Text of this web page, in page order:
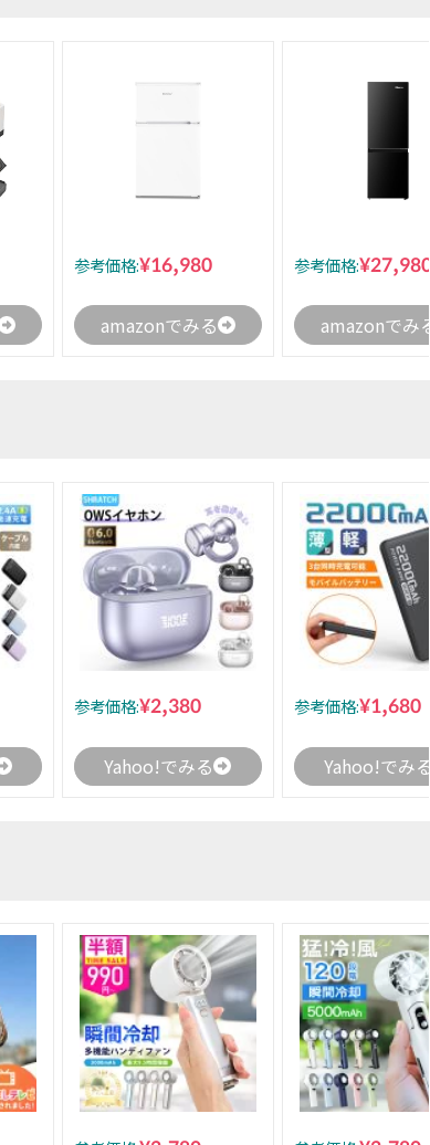
参考価格:¥16,980
amazonでみる
参考価格:¥27,980
amazonでみる
参考価格:¥2,380
Yahoo!でみる
参考価格:¥1,680
Yahoo!でみる